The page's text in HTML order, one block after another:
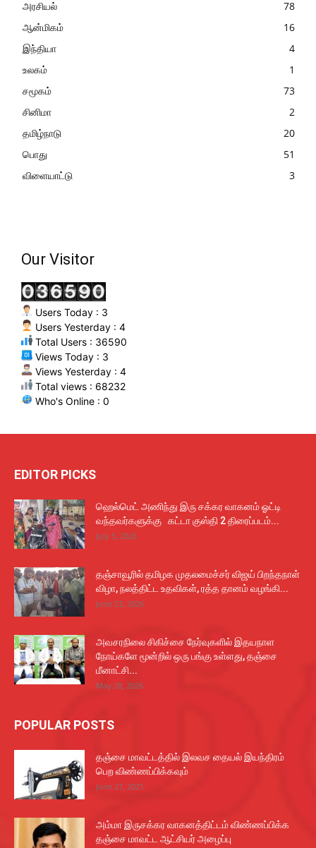
அரசியல்
78
ஆன்மிகம்
16
இந்தியா
4
உலகம்
1
சமூகம்
73
சினிமா
2
தமிழ்நாடு
20
பொது
51
விளையாட்டு
3
Our Visitor
Users Today : 3
Users Yesterday : 4
Total Users : 36590
Views Today : 3
Views Yesterday : 4
Total views : 68232
Who's Online : 0
EDITOR PICKS
ஹெல்மெட் அணிந்து இரு சக்கர வாகனம் ஓட்டி
வந்தவர்களுக்கு கட்டா குஸ்தி 2 திரைப்படம்...
July 5, 2026
தஞ்சாவூரில் தமிழக முதலமைச்சர் விஜய் பிறந்தநாள்
விழா, நலத்திட்ட உதவிகள், ரத்த தானம் வழங்கி...
June 23, 2026
அவசரநிலை சிகிச்சை நேர்வுகளில் இதயநாள
நோய்களே மூன்றில் ஒரு பங்கு உள்ளது, தஞ்சை
மீனாட்சி...
May 28, 2026
POPULAR POSTS
தஞ்சை மாவட்டத்தில் இலவச தையல் இயந்திரம்
பெற விண்ணப்பிக்கவும்
June 27, 2021
அம்மா இருசக்கர வாகனத்திட்டம் விண்ணப்பிக்க
தஞ்சை மாவட்ட ஆட்சியர் அழைப்பு